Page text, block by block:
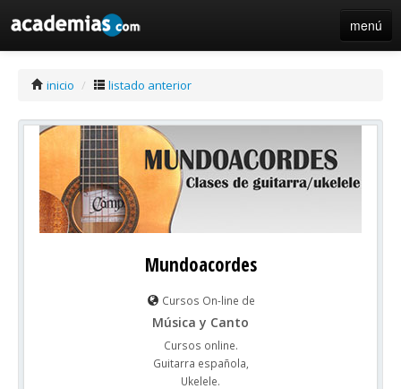
menú
inicio / listado anterior
Mundoacordes
Cursos On-line de
Música y Canto
Cursos online.
Guitarra española,
Ukelele.